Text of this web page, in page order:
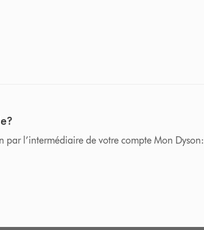
par l’intermédiaire de votre compte Mon Dyson: